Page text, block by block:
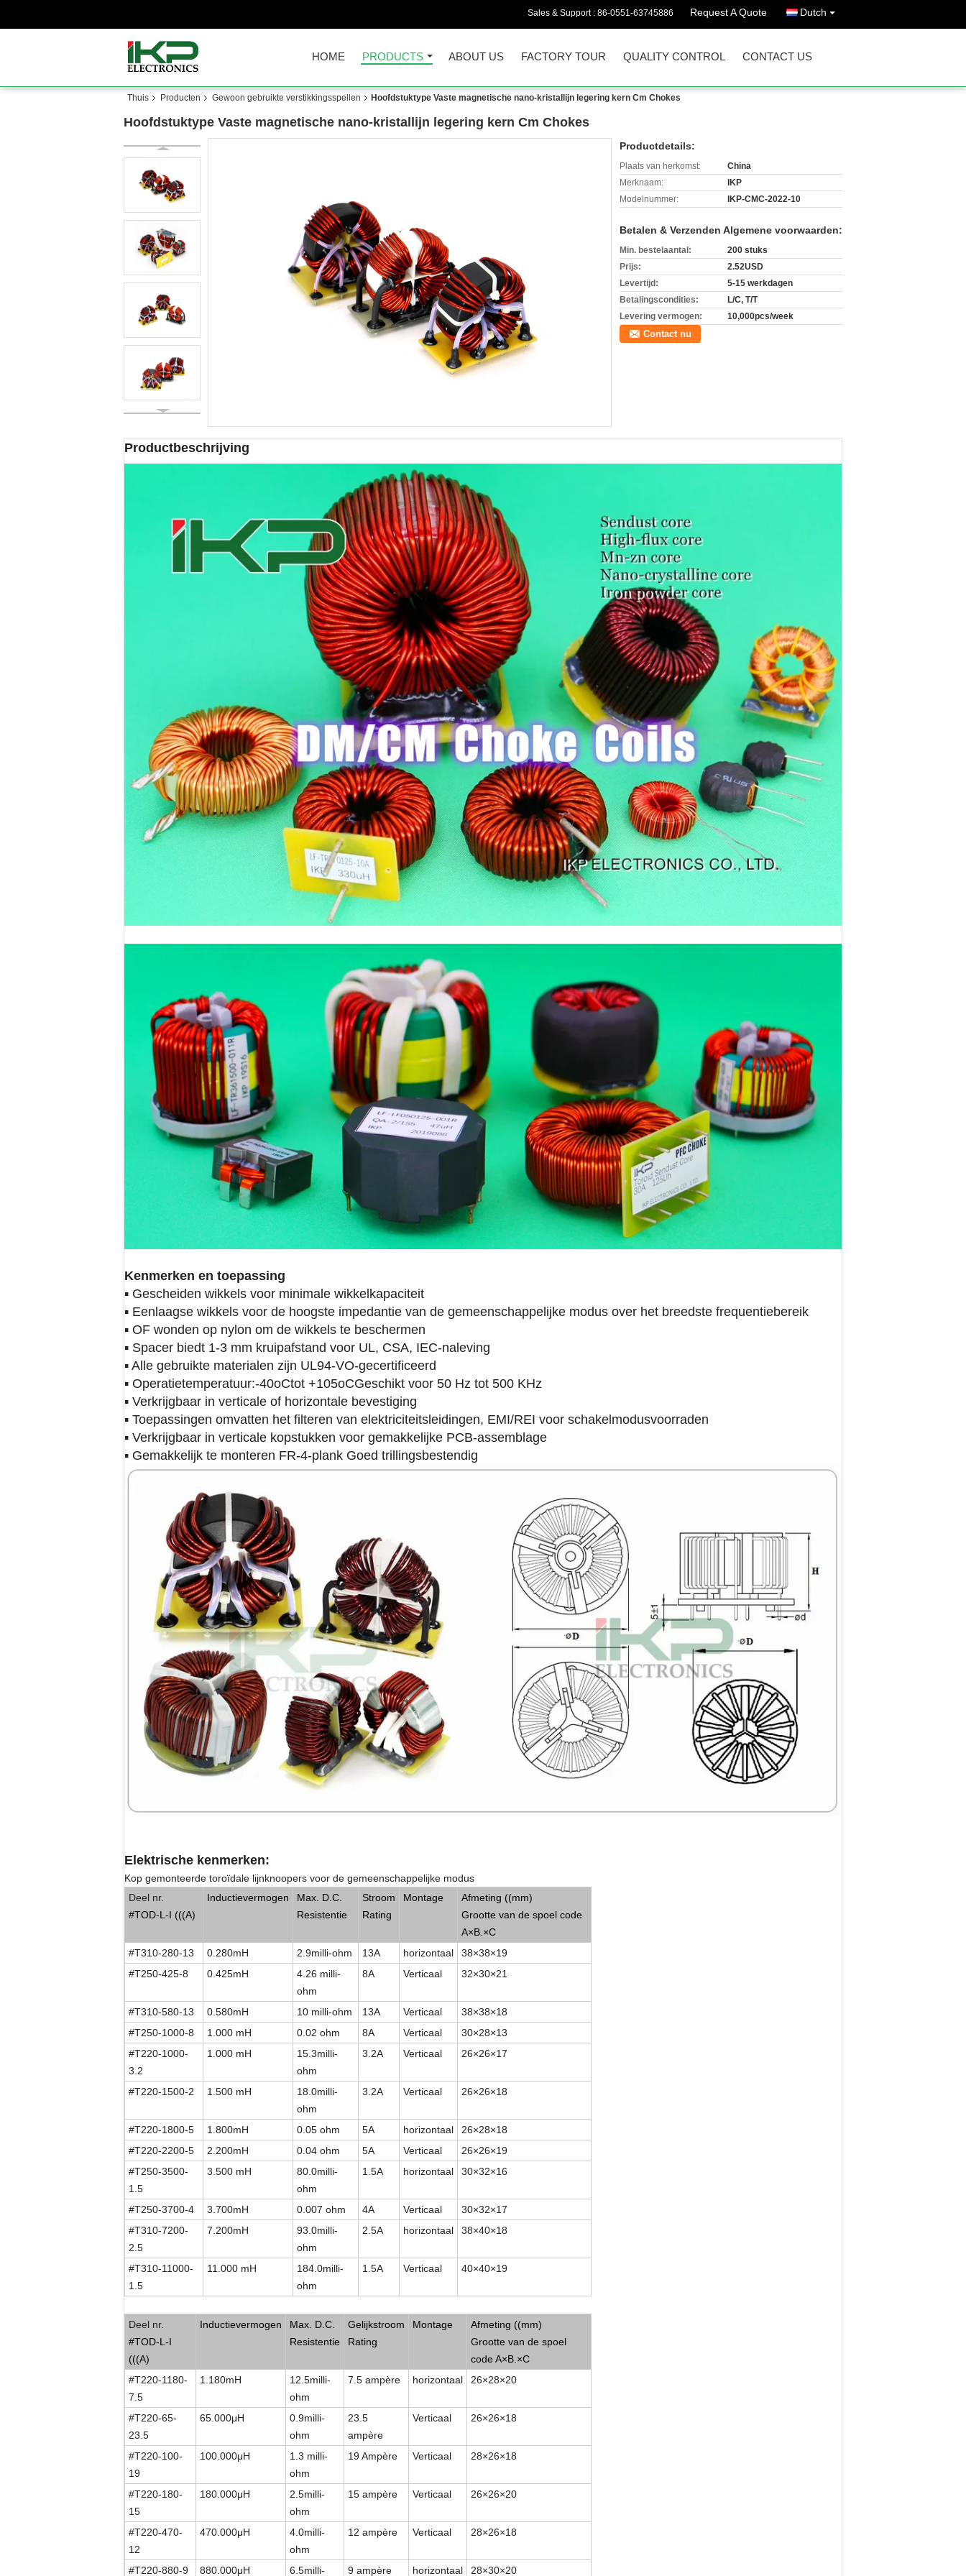
Sales & Support : 86-0551-63745886 Request A Quote Dutch
HOME PRODUCTS ABOUT US FACTORY TOUR QUALITY CONTROL CONTACT US
Thuis Producten Gewoon gebruikte verstikkingsspellen Hoofdstuktype Vaste magnetische nano-kristallijn legering kern Cm Chokes
Hoofdstuktype Vaste magnetische nano-kristallijn legering kern Cm Chokes
Productdetails:
Plaats van herkomst:
China
Merknaam:
IKP
Modelnummer:
IKP-CMC-2022-10
Betalen & Verzenden Algemene voorwaarden:
Min. bestelaantal:
200 stuks
Prijs:
2.52USD
Levertijd:
5-15 werkdagen
Betalingscondities:
L/C, T/T
Levering vermogen:
10,000pcs/week
Contact nu
Productbeschrijving
Kenmerken en toepassing
▪ Gescheiden wikkels voor minimale wikkelkapaciteit
▪ Eenlaagse wikkels voor de hoogste impedantie van de gemeenschappelijke modus over het breedste frequentiebereik
▪ OF wonden op nylon om de wikkels te beschermen
▪ Spacer biedt 1-3 mm kruipafstand voor UL, CSA, IEC-naleving
▪ Alle gebruikte materialen zijn UL94-VO-gecertificeerd
▪ Operatietemperatuur:-40oCtot +105oCGeschikt voor 50 Hz tot 500 KHz
▪ Verkrijgbaar in verticale of horizontale bevestiging
▪ Toepassingen omvatten het filteren van elektriciteitsleidingen, EMI/REI voor schakelmodusvoorraden
▪ Verkrijgbaar in verticale kopstukken voor gemakkelijke PCB-assemblage
▪ Gemakkelijk te monteren FR-4-plank Goed trillingsbestendig
Elektrische kenmerken:
Kop gemonteerde toroïdale lijnknoopers voor de gemeenschappelijke modus
Deel nr.
#TOD-L-I (((A)
Inductievermogen
Max. D.C.
Resistentie
Stroom
Rating
Montage
Afmeting ((mm)
Grootte van de spoel code
A×B. ×C
#T310-280-13
0.280mH 2.9milli-ohm 13A horizontaal 38×38×19
#T250-425-8
0.425mH
4.26 milli-
ohm
8A Verticaal 32×30×21
#T310-580-13 0.580mH 10 milli-ohm 13A Verticaal 38×38×18
#T250-1000-8
1.000 mH 0.02 ohm 8A Verticaal 30×28×13
#T220-1000-
3.2
1.000 mH
15.3milli-
ohm
3.2A Verticaal 26×26×17
#T220-1500-2 1.500 mH
18.0milli-
ohm
3.2A Verticaal 26×26×18
#T220-1800-5 1.800mH 0.05 ohm 5A horizontaal 26×28×18
#T220-2200-5
2.200mH 0.04 ohm 5A Verticaal 26×26×19
#T250-3500-
1.5
3.500 mH
80.0milli-
ohm
1.5A horizontaal 30×32×16
#T250-3700-4 3.700mH 0.007 ohm 4A Verticaal 30×32×17
#T310-7200-
2.5
7.200mH
93.0milli-
ohm
2.5A horizontaal 38×40×18
#T310-11000-
1.5
11.000 mH
184.0milli-
ohm
1.5A Verticaal 40×40×19
Deel nr.
#TOD-L-I
(((A)
Inductievermogen
Max. D.C.
Resistentie
Gelijkstroom
Rating
Montage
Afmeting ((mm)
Grootte van de spoel
code A×B. ×C
#T220-1180-
7.5
1.180mH
12.5milli-
ohm
7.5 ampère horizontaal 26×28×20
#T220-65-
23.5
65.000μH
0.9milli-
ohm
23.5
ampère
Verticaal 26×26×18
#T220-100-
19
100.000μH
1.3 milli-
ohm
19 Ampère Verticaal 28×26×18
#T220-180-
15
180.000μH
2.5milli-
ohm
15 ampère Verticaal 26×26×20
#T220-470-
12
470.000μH
4.0milli-
ohm
12 ampère Verticaal 28×26×18
#T220-880-9 880.000μH 6.5milli- 9 ampère horizontaal 28×30×20